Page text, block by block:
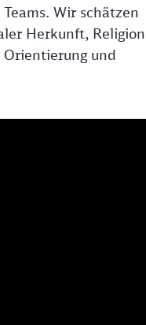
Wir schätzen
Herkunft,
Orientierung und